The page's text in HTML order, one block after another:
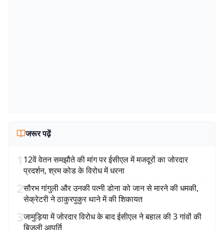
जरूर पढ़ें
1 12वें वेतन समझौते की मांग पर ईसीएल में मजदूरों का जोरदार
प्रदर्शन, श्रम कोड के विरोध में धरना
2सौरभ गांगुली और उनकी पत्नी डोना को जान से मारने की धमकी,
सेक्रेटरी ने ठाकुरपुकुर थाने में की शिकायत
3जामुड़िया में जोरदार विरोध के बाद ईसीएल ने बहाल की 3 गांवों की
बिजली आपूर्ति